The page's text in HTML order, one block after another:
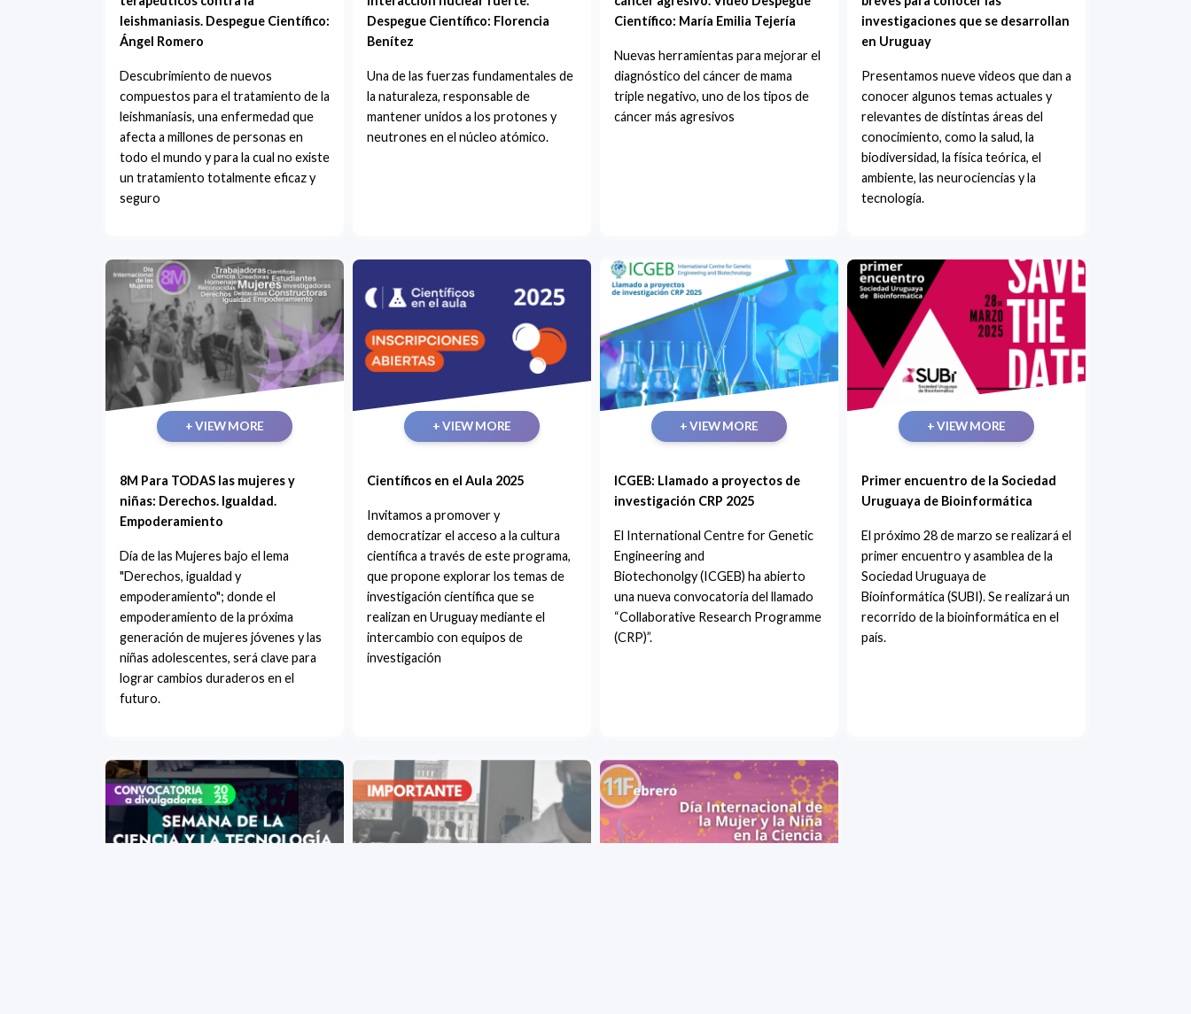
leishmaniasis. Despegue Científico:
Ángel Romero
Descubrimiento de nuevos
compuestos para el tratamiento de la
leishmaniasis, una enfermedad que
afecta a millones de personas en
todo el mundo y para la cual no existe
un tratamiento totalmente eficaz y
seguro
Despegue Científico: Florencia
Benítez
Una de las fuerzas fundamentales de
la naturaleza, responsable de
mantener unidos a los protones y
neutrones en el núcleo atómico.
Científico: María Emilia Tejería
Nuevas herramientas para mejorar el
diagnóstico del cáncer de mama
triple negativo, uno de los tipos de
cáncer más agresivos
investigaciones que se desarrollan
en Uruguay
Presentamos nueve videos que dan a
conocer algunos temas actuales y
relevantes de distintas áreas del
conocimiento, como la salud, la
biodiversidad, la física teórica, el
ambiente, las neurociencias y la
tecnología.
+ VIEW MORE
8M Para TODAS las mujeres y
niñas: Derechos. Igualdad.
Empoderamiento
Día de las Mujeres bajo el lema
"Derechos, igualdad y
empoderamiento"; donde el
empoderamiento de la próxima
generación de mujeres jóvenes y las
niñas adolescentes, será clave para
lograr cambios duraderos en el
futuro.
+ VIEW MORE
Científicos en el Aula 2025
Invitamos a promover y
democratizar el acceso a la cultura
científica a través de este programa,
que propone explorar los temas de
investigación científica que se
realizan en Uruguay mediante el
intercambio con equipos de
investigación
+ VIEW MORE
ICGEB: Llamado a proyectos de
investigación CRP 2025
El International Centre for Genetic
Engineering and
Biotechonolgy (ICGEB) ha abierto
una nueva convocatoria del llamado
“Collaborative Research Programme
(CRP)”.
+ VIEW MORE
Primer encuentro de la Sociedad
Uruguaya de Bioinformática
El próximo 28 de marzo se realizará el
primer encuentro y asamblea de la
Sociedad Uruguaya de
Bioinformática (SUBI). Se realizará un
recorrido de la bioinformática en el
país.